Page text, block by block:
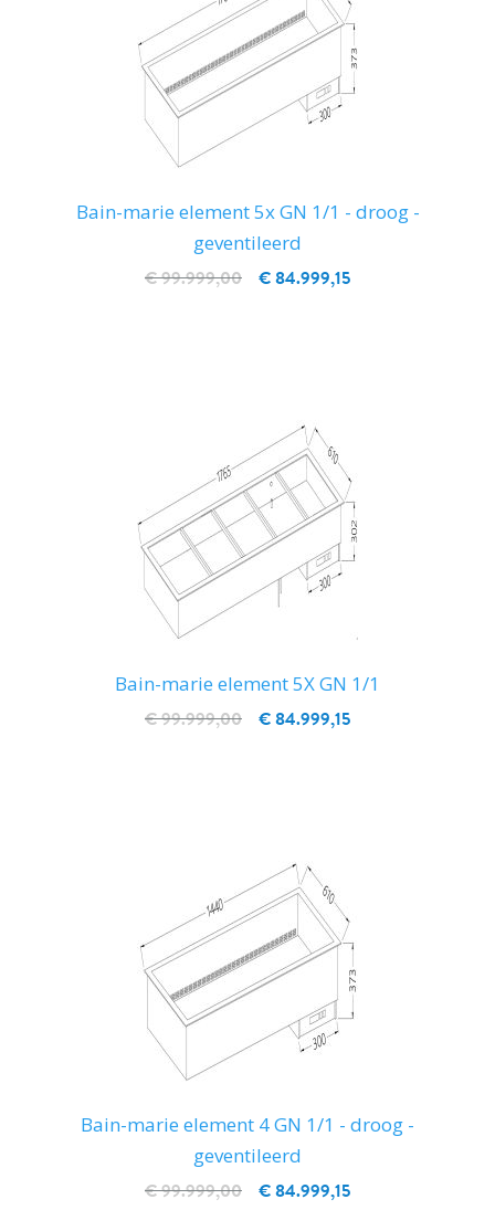
Bain-marie element 5x GN 1/1 - droog -
geventileerd
€ 84.999,15
€ 99.999,00
Bain-marie element 5X GN 1/1
€ 84.999,15
€ 99.999,00
Bain-marie element 4 GN 1/1 - droog -
geventileerd
€ 84.999,15
€ 99.999,00